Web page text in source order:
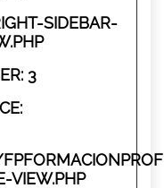
SIDEBAR-
3
VIEW.PHP